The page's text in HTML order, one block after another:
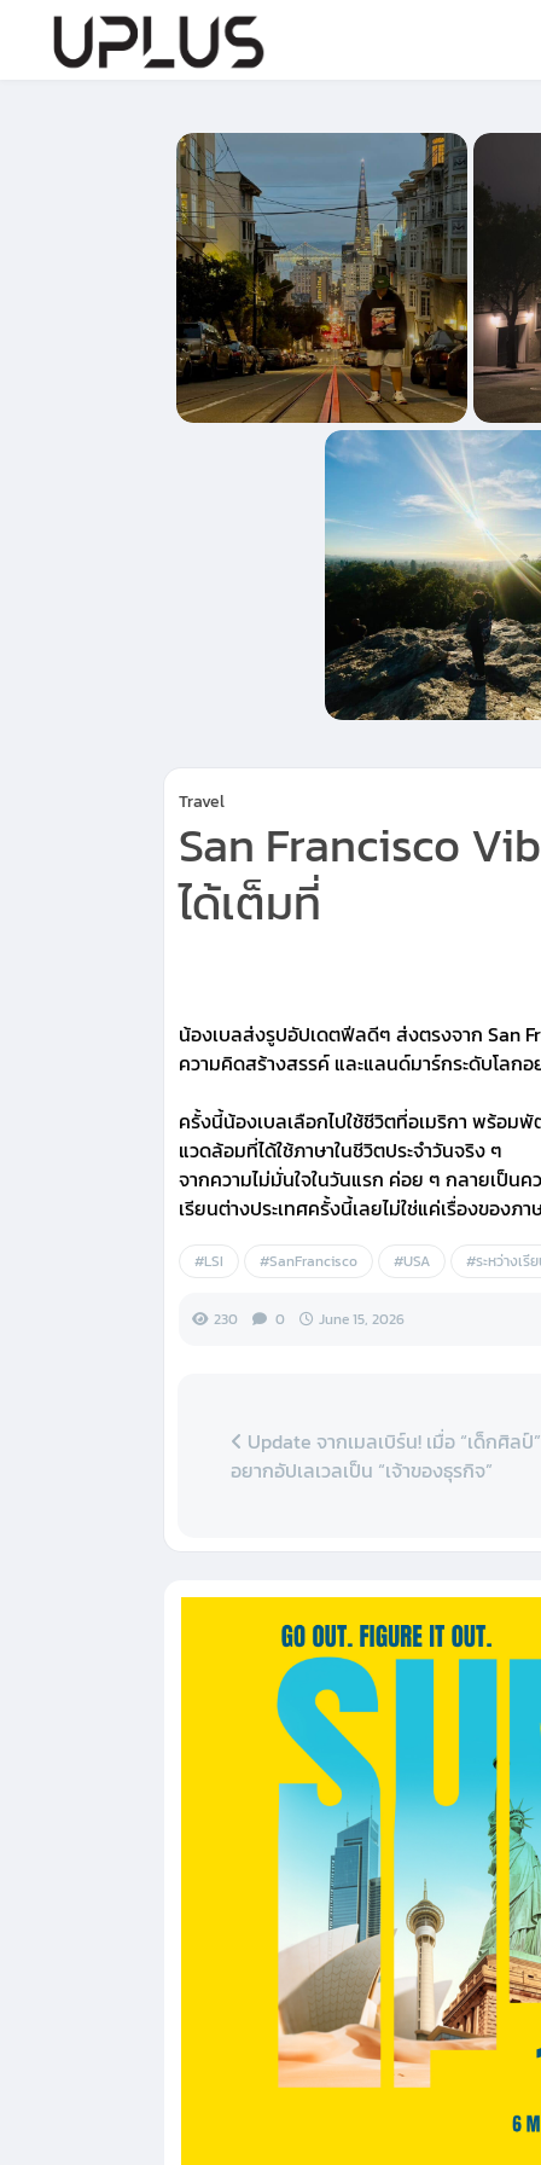
Travel
San Francisco
ได้เต็มที่
น้องเบลส่งรูปอัปเดตฟีลดีๆ ส่งตรงจาก San
ความคิดสร้างสรรค์ และแลนด์มาร์กระดับโลก
ครั้งนี้น้องเบลเลือกไปใช้ชีวิตที่อเมริกา พร้อ
แวดล้อมที่ได้ใช้ภาษาในชีวิตประจำวันจริง ๆ
จากความไม่มั่นใจในวันแรก ค่อย ๆ กลายเป็น
เรียนต่างประเทศครั้งนี้เลยไม่ใช่แค่เรื่องของภ
#LSI #SanFrancisco #USA #ระหว่างเรี
230 0 June 15, 2026
Update จากเมลเบิร์น! เมื่อ “เด็กศิลป์”
อยากอัปเลเวลเป็น “เจ้าของธุรกิจ”